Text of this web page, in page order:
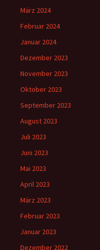
März 2024
Februar 2024
Januar 2024
Dezember 2023
November 2023
Oktober 2023
September 2023
August 2023
Juli 2023
Juni 2023
Mai 2023
April 2023
März 2023
Februar 2023
Januar 2023
Dezember 2022